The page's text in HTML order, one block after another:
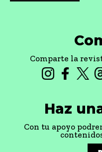
Comparte la
Haz
Con tu apoyo